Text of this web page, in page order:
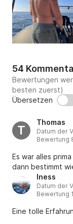
54
Bewertungen
besten zuerst)
Übersetzen
T
Thomas
Datum der
Bewertung
Es war alles
dann bestimmt
Iness
Datum der
Bewertung
Eine tolle